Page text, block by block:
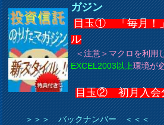
ガジン
目玉① 「毎月！
ル
＜注意＞マクロを利用
EXCEL2003以上環境が
目玉② 初月入会
＞＞＞ バックナンバー ＜＜＜